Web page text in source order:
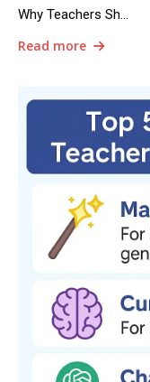
Why Teachers Sh…
Read more